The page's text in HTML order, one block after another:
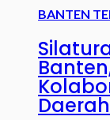
BANTEN
Daerah